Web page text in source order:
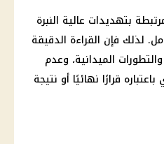
بتهديدات عالية النبرة
لذلك فإن القراءة الدقيقة
الميدانية، وعدم
قرارًا نهائيًا أو نتيجة